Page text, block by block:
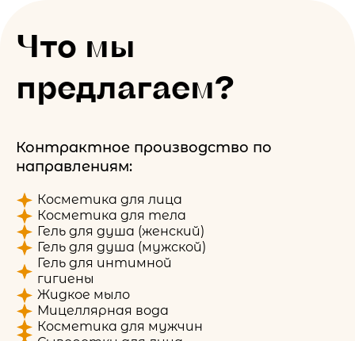
Что мы
предлагаем?
Контрактное производство по
направлениям:
Косметика для лица
Косметика для тела
Гель для душа (женский)
Гель для душа (мужской)
Гель для интимной
гигиены
Жидкое мыло
Мицеллярная вода
Косметика для мужчин